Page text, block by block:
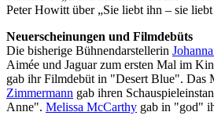
Peter Howitt über „Sie liebt ihn – sie
Neuerscheinungen und Filmdebüts
Die bisherige Bühnendarstellerin
Aimée und Jaguar zum ersten Mal im
gab ihr Filmdebüt in "Desert Blue". Das
Zimmermann gab ihren
Anne". Melissa McCarthy gab in "god"